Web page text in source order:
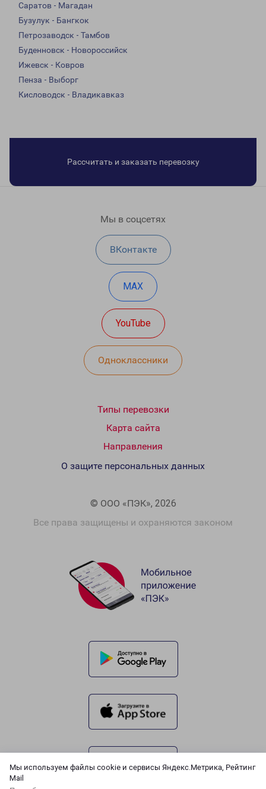
Мы используем файлы cookie и сервисы Яндекс.Метрика, Рейтинг
Mail
Саратов - Магадан
Бузулук - Бангкок
Петрозаводск - Тамбов
Буденновск - Новороссийск
Ижевск - Ковров
Пенза - Выборг
Кисловодск - Владикавказ
Рассчитать и заказать перевозку
Мы в соцсетях
ВКонтакте
MAX
YouTube
Одноклассники
Типы перевозки
Карта сайта
Направления
© ООО «ПЭК», 2026
Все права защищены и охраняются законом
О защите персональных данных